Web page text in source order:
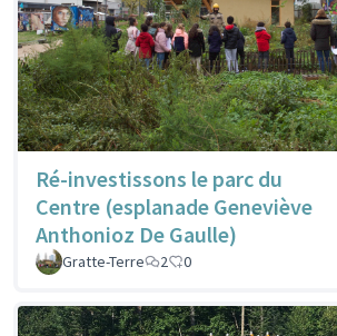
Ré-investissons le parc du
Centre (esplanade Geneviève
Anthonioz De Gaulle)
Gratte-Terre 2 0